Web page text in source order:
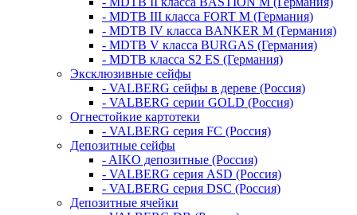
- MDTB III класса FORT M (Германия)
- MDTB IV класса BANKER M (Германия)
- MDTB V класса BURGAS (Германия)
- MDTB класса S2 ES (Германия)
Эксклюзивные сейфы
- VALBERG сейфы в дереве (Россия)
- VALBERG серии GOLD (Россия)
Огнестойкие картотеки
- VALBERG серия FC (Россия)
Депозитные сейфы
- AIKO депозитные (Россия)
- VALBERG серия ASD (Россия)
- VALBERG серия DSC (Россия)
Депозитные ячейки